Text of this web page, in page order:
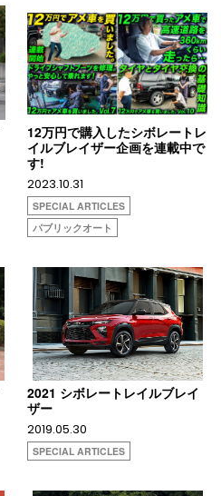
12万円で購入したシボレートレ
イルブレイザー企画を連載中で
す!
2023.10.31
SPECIAL ARTICLES
パブリックオート
2021 シボレートレイルブレイ
ザー
2019.05.30
SPECIAL ARTICLES